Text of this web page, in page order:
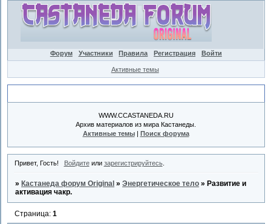
Форум Участники Правила Регистрация Войти
Активные темы
WWW.CCASTANEDA.RU
Архив материалов из мира Кастанеды.
Активные темы| Поиск форума
Привет, Гость! Войдитеили зарегистрируйтесь.
» Кастанеда форум Original »Энергетическое тело » Развитие и
активация чакр.
Страница:1